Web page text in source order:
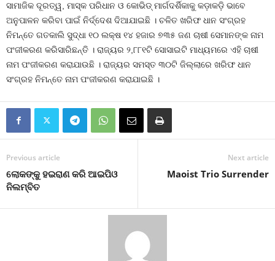
ସାମାଜିକ ଦୂରତ୍ୱ, ମାସ୍କ ପରିଧାନ ଓ କୋଭିଡ୍‌ ମାର୍ଗଦର୍ଶିକାକୁ କଡ଼ାକଡ଼ି ଭାବେ
ଅନୁପାଳନ କରିବା ପାଇଁ ନିର୍ଦ୍ଦେଶ ଦିଆଯାଇଛି । ଚଳିତ ଖରିଫ ଧାନ ସଂଗ୍ରହ
ନିମନ୍ତେ ଗତକାଲି ସୁଦ୍ଧା ୧୦ ଲକ୍ଷ ୧୪ ହଜାର ୭୩୫ ଜଣ ଚାଷୀ ସେମାନଙ୍କ ନାମ
ପଂଜୀକରଣ କରିସାରିଛନ୍ତି । ରାଜ୍ୟର ୨,୮୮୧ଟି ସୋସାଇଟି ମାଧ୍ୟମରେ ଏହି ଚାଷୀ
ନାମ ପଂଜୀକରଣ କରାଯାଉଛି । ରାଜ୍ୟର ସମସ୍ତ ୩୦ଟି ଜିଲ୍ଲାରେ ଖରିଫ ଧାନ
ସଂଗ୍ରହ ନିମନ୍ତେ ନାମ ପଂଜୀକରଣ କରାଯାଇଛି ।
Previous article
ଲୋକଙ୍କୁ ହଇରାଣ କରି ଆଇପିଓ
ନିଲମ୍ବିତ
Next article
Maoist Trio Surrender